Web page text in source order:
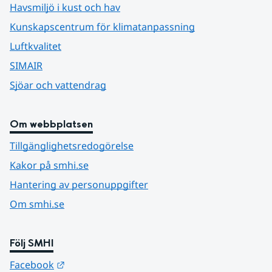
Havsmiljö i kust och hav
Kunskapscentrum för klimatanpassning
Luftkvalitet
SIMAIR
Sjöar och vattendrag
Om webbplatsen
Tillgänglighetsredogörelse
Kakor på smhi.se
Hantering av personuppgifter
Om smhi.se
Följ SMHI
Facebook